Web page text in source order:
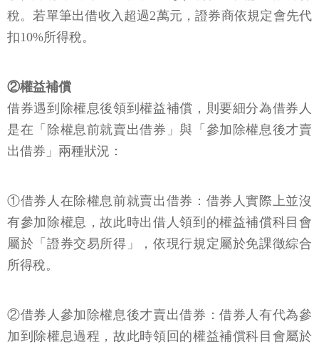
稅。若單筆出借收入超過2萬元，證券商依規定會先代
扣10%所得稅。
②權益補償
借券遇到除權息後領到權益補償，則要細分為借券人
是在「除權息前就賣出借券」與「參加除權息後才賣
出借券」兩種狀況：
①借券人在除權息前就賣出借券：借券人實際上並沒
有參加除權息，故此時出借人領到的權益補償科目會
屬於「證券交易所得」，依現行規定屬於免課徵綜合
所得稅。
②借券人參加除權息後才賣出借券：借券人有代為參
加到除權息過程，故此時領回的權益補償科目會屬於